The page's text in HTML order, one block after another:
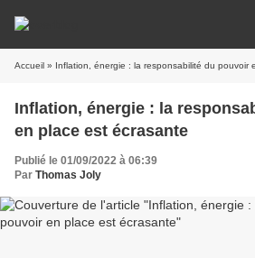
Accueil » Inflation, énergie : la responsabilité du pouvoir
Inflation, énergie : la
en place est écrasante
Publié le 01/09/2022 à 06:39
Par Thomas Joly